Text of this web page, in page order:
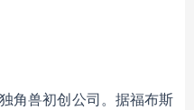
角兽初创公司。据福布斯